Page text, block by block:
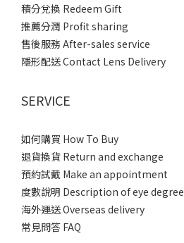
積分兌換 Redeem Gift
推薦分潤 Profit sharing
售後服務 After-sales service
隱形配送 Contact Lens Delivery
SERVICE
如何購買 How To Buy
退貨換貨 Return and exchange
預約試戴 Make an appointment
度數說明 Description of eye degree
海外運送 Overseas delivery
常見問答 FAQ